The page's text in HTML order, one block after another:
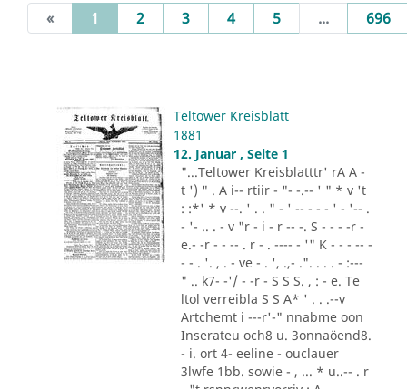
« 1 (current)
2 3 4 5 ... 696
Teltower Kreisblatt
1881
12. Januar , Seite 1
"...Teltower Kreisblatttr' rA A -
t ') " . A i-- rtiir - "- -.-- ' " * v 't
: :*' * v --. ' . . " - ' -- - - - ' - '-- .
- '- .. . - v "r - i - r -- -. S - - - -r -
e.- -r - - -- . r - . ---- - '" K - - - -- -
- - . '. , . - ve - . ', .,- .". . . . - :---
" .. k7- -'/ - -r - S S S. , : - e. Te
ltol verreibla S S A* ' . . .--v
Artchemt i ---r'-" nnabme oon
Inserateu och8 u. 3onnaöend8.
- i. ort 4- eeline - ouclauer
3lwfe 1bb. sowie - , ... * u..-- . r